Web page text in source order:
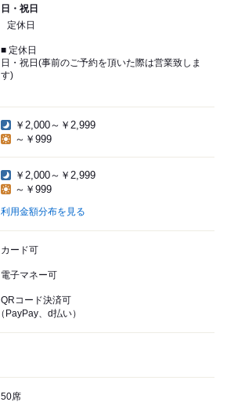
日・祝日
定休日
■ 定休日
日・祝日(事前のご予約を頂いた際は営業致しま
す)
￥2,000～￥2,999
～￥999
￥2,000～￥2,999
～￥999
利用金額分布を見る
カード可
電子マネー可
QRコード決済可
（PayPay、d払い）
50席